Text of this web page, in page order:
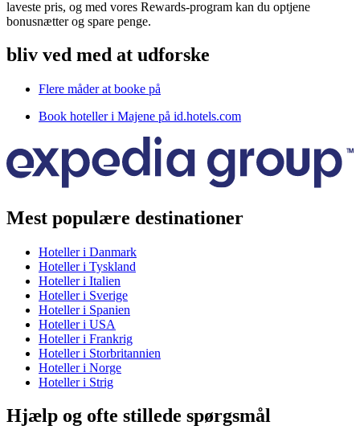
laveste pris, og med vores Rewards-program kan du optjene
bonusnætter og spare penge.
bliv ved med at udforske
Flere måder at booke på
Book hoteller i Majene på id.hotels.com
Mest populære destinationer
Hoteller i Danmark
Hoteller i Tyskland
Hoteller i Italien
Hoteller i Sverige
Hoteller i Spanien
Hoteller i USA
Hoteller i Frankrig
Hoteller i Storbritannien
Hoteller i Norge
Hoteller i Strig
Hjælp og ofte stillede spørgsmål